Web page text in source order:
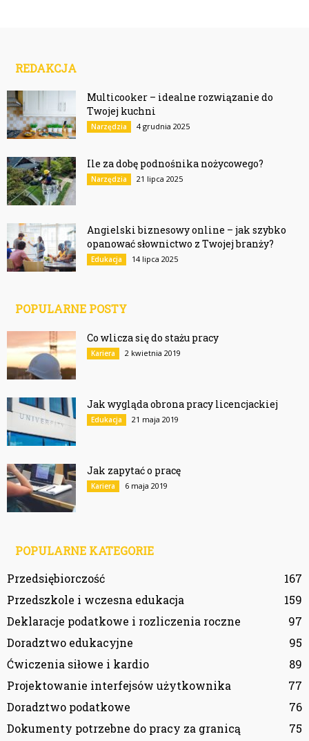
REDAKCJA
Multicooker – idealne rozwiązanie do
Twojej kuchni
Narzędzia 4 grudnia 2025
Ile za dobę podnośnika nożycowego?
Narzędzia 21 lipca 2025
Angielski biznesowy online – jak szybko
opanować słownictwo z Twojej branży?
Edukacja 14 lipca 2025
POPULARNE POSTY
Co wlicza się do stażu pracy
Kariera 2 kwietnia 2019
Jak wygląda obrona pracy licencjackiej
Edukacja 21 maja 2019
Jak zapytać o pracę
Kariera 6 maja 2019
POPULARNE KATEGORIE
Przedsiębiorczość
167
Przedszkole i wczesna edukacja
159
Deklaracje podatkowe i rozliczenia roczne
97
Doradztwo edukacyjne
95
Ćwiczenia siłowe i kardio
89
Projektowanie interfejsów użytkownika
77
Doradztwo podatkowe
76
Dokumenty potrzebne do pracy za granicą
75